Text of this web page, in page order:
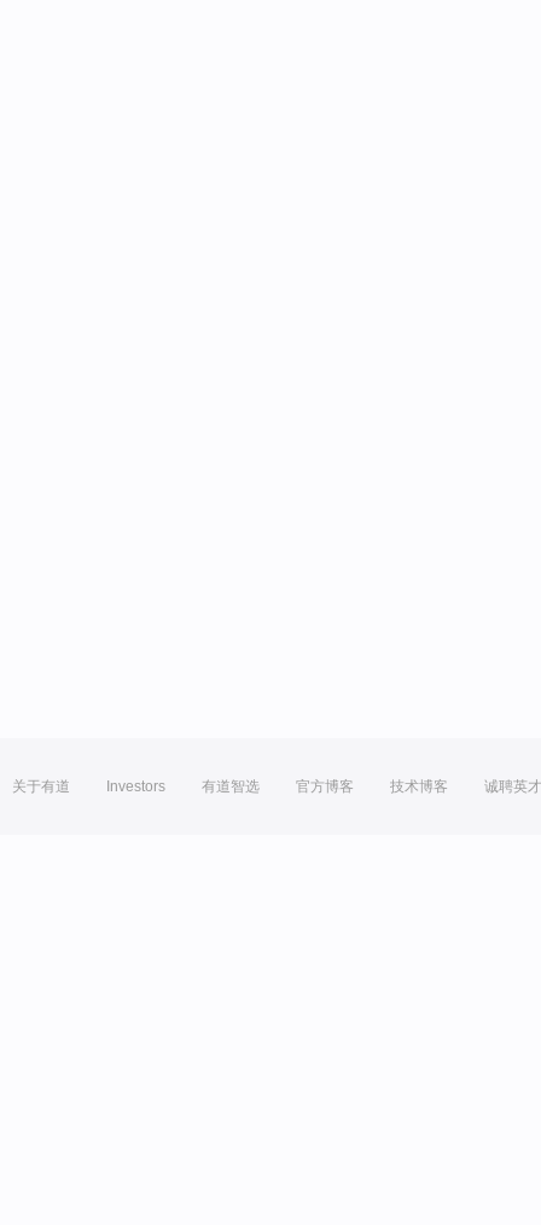
关于有道 Investors 有道智选 官方博客 技术博客 诚聘英才